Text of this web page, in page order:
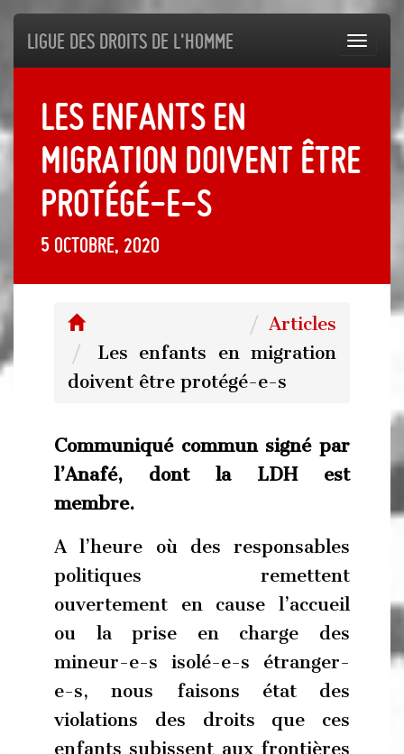
Ligue des droits de l'Homme
Les enfants en
migration doivent être
protégé-e-s
5 octobre, 2020
Articles
Les enfants en migration
doivent être protégé-e-s
Communiqué commun signé par
l’Anafé, dont la LDH est
membre.
A l’heure où des responsables
politiques remettent
ouvertement en cause l’accueil
ou la prise en charge des
mineur-e-s isolé-e-s étranger-
e-s, nous faisons état des
violations des droits que ces
enfants subissent aux frontières